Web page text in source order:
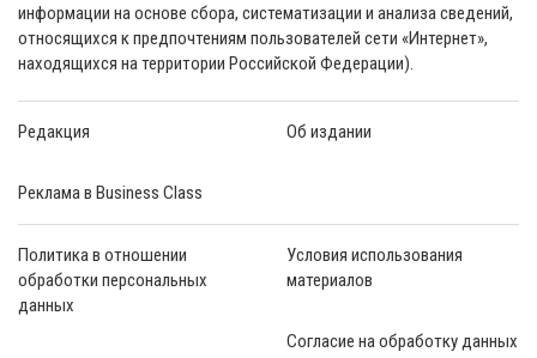
информации на основе сбора, систематизации и анализа сведений,
относящихся к предпочтениям пользователей сети «Интернет»,
находящихся на территории Российской Федерации).
Редакция Об издании
Реклама в Business Class
Политика в отношении
обработки персональных
данных
Условия использования
материалов
Согласие на обработку данных